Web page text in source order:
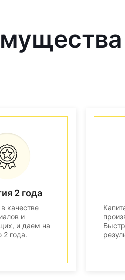
2 года
качестве
и
и даем на
2 года.